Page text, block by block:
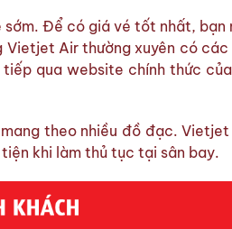
sớm. Để có giá vé tốt nhất, bạn
Vietjet Air thường xuyên có các
qua website chính thức
theo nhiều đồ đạc.
khi làm thủ tục tại sân bay.